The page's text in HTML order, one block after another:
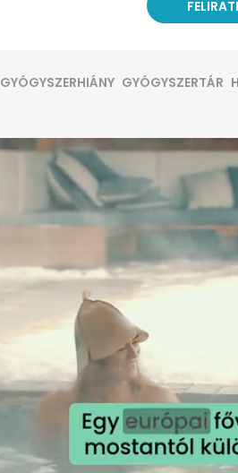
GYÓGYSZERHIÁNY GYÓGYSZERTÁR